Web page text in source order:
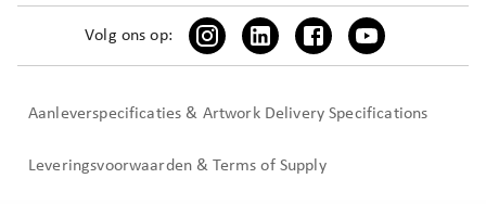
Volg ons op:
Aanleverspecificaties & Artwork Delivery Specifications
Leveringsvoorwaarden & Terms of Supply